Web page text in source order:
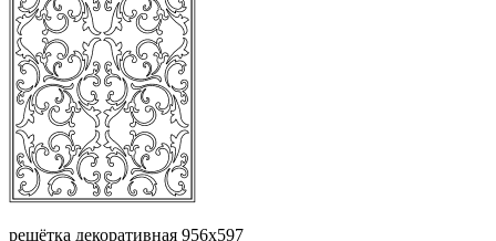
решётка декоративная 956х597